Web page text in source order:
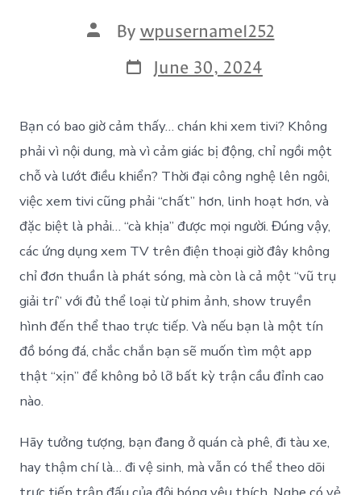
Bywpusername1252
June 30, 2024
Bạn có bao giờ cảm thấy… chán khi xem tivi? Không
phải vì nội dung, mà vì cảm giác bị động, chỉ ngồi một
chỗ và lướt điều khiển? Thời đại công nghệ lên ngôi,
việc xem tivi cũng phải “chất” hơn, linh hoạt hơn, và
đặc biệt là phải… “cà khịa” được mọi người. Đúng vậy,
các ứng dụng xem TV trên điện thoại giờ đây không
chỉ đơn thuần là phát sóng, mà còn là cả một “vũ trụ
giải trí” với đủ thể loại từ phim ảnh, show truyền
hình đến thể thao trực tiếp. Và nếu bạn là một tín
đồ bóng đá, chắc chắn bạn sẽ muốn tìm một app
thật “xịn” để không bỏ lỡ bất kỳ trận cầu đỉnh cao
nào.
Hãy tưởng tượng, bạn đang ở quán cà phê, đi tàu xe,
hay thậm chí là… đi vệ sinh, mà vẫn có thể theo dõi